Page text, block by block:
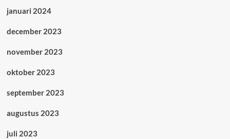
januari 2024
december 2023
november 2023
oktober 2023
september 2023
augustus 2023
juli 2023